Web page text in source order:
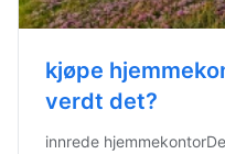
kjøpe
verdt det?
innrede